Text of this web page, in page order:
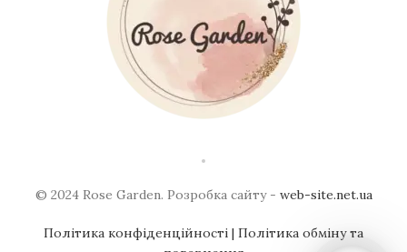
© 2024 Rose Garden. Розробка сайту - web-site.net.ua
Політика конфіденційності | Політика обміну та